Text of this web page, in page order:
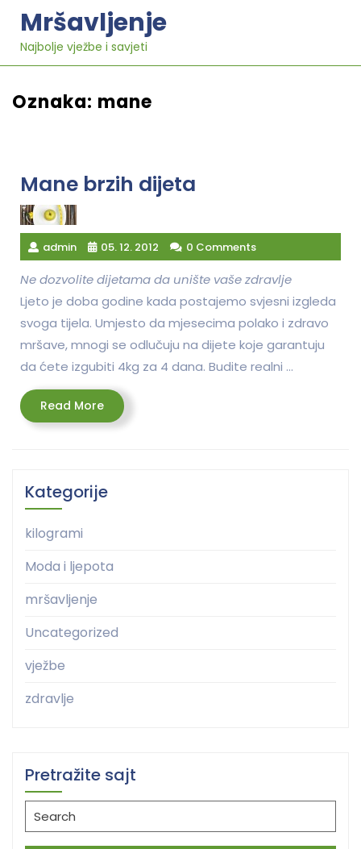
content
Mršavljenje
Najbolje vježbe i savjeti
Oznaka: mane
Mane brzih dijeta
admin 05. 12. 2012 0 Comments
Ne dozvolite dijetama da unište vaše zdravlje
Ljeto je doba godine kada postajemo svjesni izgleda
svoga tijela. Umjesto da mjesecima polako i zdravo
mršave, mnogi se odlučuju na dijete koje garantuju
da ćete izgubiti 4kg za 4 dana. Budite realni …
Read MoreRead
More
Kategorije
kilogrami
Moda i ljepota
mršavljenje
Uncategorized
vježbe
zdravlje
Pretražite sajt
Search
for: